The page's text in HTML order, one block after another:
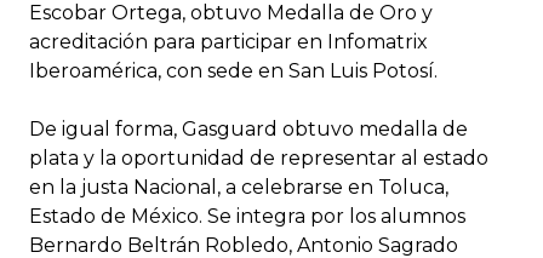
Escobar Ortega, obtuvo Medalla de Oro y
acreditación para participar en Infomatrix
Iberoamérica, con sede en San Luis Potosí.
De igual forma, Gasguard obtuvo medalla de
plata y la oportunidad de representar al estado
en la justa Nacional, a celebrarse en Toluca,
Estado de México. Se integra por los alumnos
Bernardo Beltrán Robledo, Antonio Sagrado